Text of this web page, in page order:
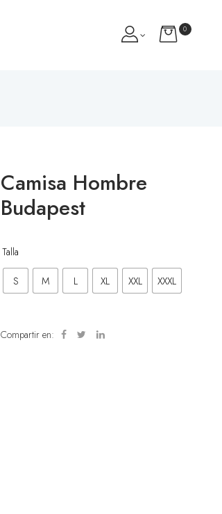
0
Camisa Hombre
Budapest
Talla
S M L XL XXL XXXL
Compartir en: